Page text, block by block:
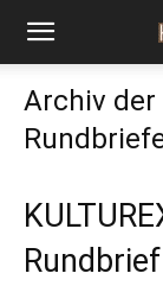
Archiv der